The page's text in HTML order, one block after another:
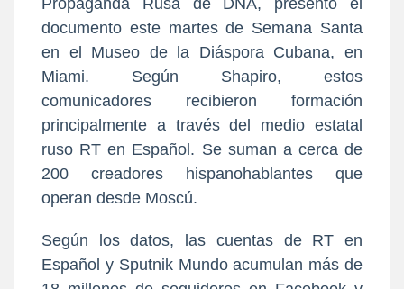
Propaganda Rusa de DNA, presentó el
documento este martes de Semana Santa
en el Museo de la Diáspora Cubana, en
Miami. Según Shapiro, estos
comunicadores recibieron formación
principalmente a través del medio estatal
ruso RT en Español. Se suman a cerca de
200 creadores hispanohablantes que
operan desde Moscú.
Según los datos, las cuentas de RT en
Español y Sputnik Mundo acumulan más de